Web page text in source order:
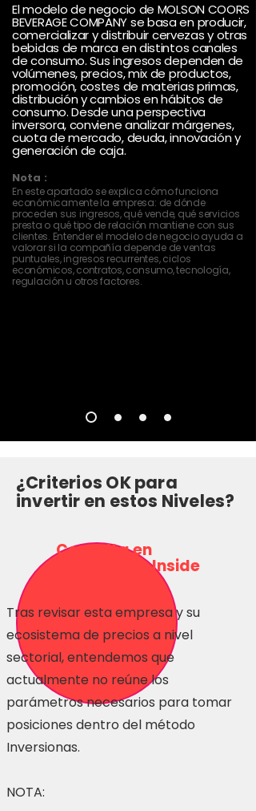
El modelo de negocio de MOLSON COORS
BEVERAGE COMPANY se basa en producir,
comercializar y distribuir cervezas y otras
bebidas de marca en distintos canales
de consumo. Sus ingresos dependen de
volúmenes, precios, mix de productos,
promoción, costes de materias primas,
distribución y cambios en hábitos de
consumo. Desde una perspectiva
inversora, conviene analizar márgenes,
cuota de mercado, deuda, innovación y
generación de caja.
Nota :
En este apartado se explica cómo funciona
económicamente la empresa: de dónde
proceden sus ingresos, qué vende, qué servicios
presta o qué tipo de relación mantiene con sus
clientes. Entender el modelo de negocio ayuda a
valorar si la compañía depende de ventas
puntuales, ingresos recurrentes, ciclos
económicos, contratos, consumo, tecnología,
regulación u otros factores.
¿Criterios OK para
invertir en estos Niveles?
Consulta en
Inversionas Inside
Tras revisar esta empresa y su
ecosistema de precios a nivel
sectorial, entendemos que
actualmente no reúne los
parámetros necesarios para tomar
posiciones dentro del método
Inversionas.
NOTA: